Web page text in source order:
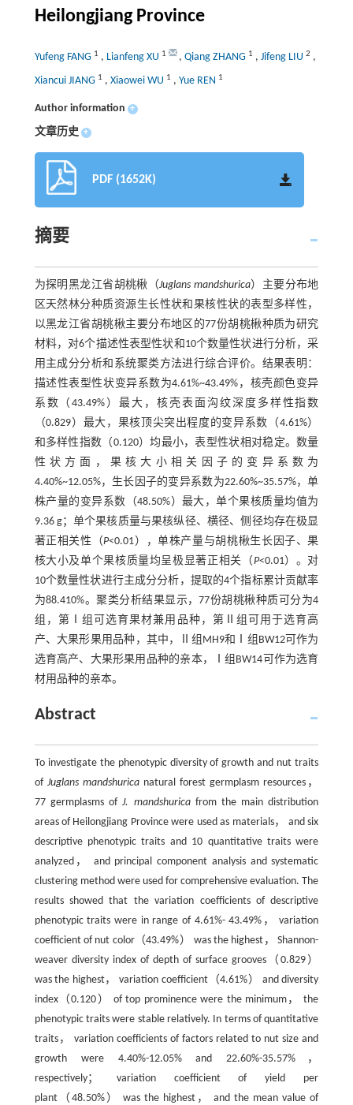
Heilongjiang Province
Yufeng FANG 1 , Lianfeng XU 1 , Qiang ZHANG 1 , Jifeng LIU 2 ,
Xiancui JIANG 1 , Xiaowei WU 1 , Yue REN 1
Author information +
文章历史 +
PDF (1652K)
摘要
为探明黑龙江省胡桃楸（Juglans mandshurica）主要分布地
区天然林分种质资源生长性状和果核性状的表型多样性，
以黑龙江省胡桃楸主要分布地区的77份胡桃楸种质为研究
材料，对6个描述性表型性状和10个数量性状进行分析，采
用主成分分析和系统聚类方法进行综合评价。结果表明：
描述性表型性状变异系数为4.61%~43.49%，核壳颜色变异
系数（43.49%）最大，核壳表面沟纹深度多样性指数
（0.829）最大，果核顶尖突出程度的变异系数（4.61%）
和多样性指数（0.120）均最小，表型性状相对稳定。数量
性状方面，果核大小相关因子的变异系数为
4.40%~12.05%，生长因子的变异系数为22.60%~35.57%，单
株产量的变异系数（48.50%）最大，单个果核质量均值为
9.36 g；单个果核质量与果核纵径、横径、侧径均存在极显
著正相关性（P<0.01），单株产量与胡桃楸生长因子、果
核大小及单个果核质量均呈极显著正相关（P<0.01）。对
10个数量性状进行主成分分析，提取的4个指标累计贡献率
为88.410%。聚类分析结果显示，77份胡桃楸种质可分为4
组，第Ⅰ组可选育果材兼用品种，第Ⅱ组可用于选育高
产、大果形果用品种，其中，Ⅱ组MH9和Ⅰ组BW12可作为
选育高产、大果形果用品种的亲本，Ⅰ组BW14可作为选育
材用品种的亲本。
Abstract
To investigate the phenotypic diversity of growth and nut traits
of Juglans mandshuricanatural forest germplasm resources，
77 germplasms ofJ. mandshuricafrom the main distribution
areas of Heilongjiang Province were used as materials， and six
descriptive phenotypic traits and 10 quantitative traits were
analyzed， and principal component analysis and systematic
clustering method were used for comprehensive evaluation. The
results showed that the variation coefficients of descriptive
phenotypic traits were in range of 4.61%- 43.49%， variation
coefficient of nut color（43.49%） was the highest， Shannon-
weaver diversity index of depth of surface grooves（0.829）
was the highest， variation coefficient（4.61%） and diversity
index（0.120） of top prominence were the minimum， the
phenotypic traits were stable relatively. In terms of quantitative
traits， variation coefficients of factors related to nut size and
growth were 4.40%-12.05% and 22.60%-35.57%，
respectively； variation coefficient of yield per
plant（48.50%） was the highest， and the mean value of